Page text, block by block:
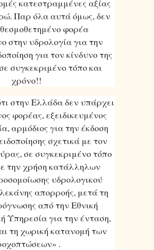
κατεστραμμένες αξίας
Παρ όλα αυτά όμως, δεν
θεσμοθετημένο φορέα
στην υδρολογία για την
για τον κίνδυνο της
συγκεκριμένο τόπο και
χρόνο!!
στην Ελλάδα δεν υπάρχει
φορέας, εξειδικευμένος
αρμόδιος για την έκδοση
σχετικά με τον
σε συγκεκριμένο τόπο
την χρήση κατάλληλων
υδρολογικού
λεκάνης απορροής, μετά τη
από την Εθνική
Υπηρεσία για την ένταση,
τη χωρική κατανομή των
.